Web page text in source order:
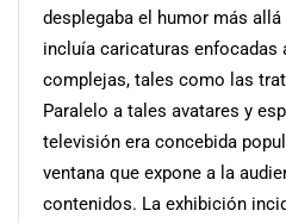
desplegaba el humor más
incluía caricaturas enfocadas
complejas, tales como las
Paralelo a tales avatares y
televisión era concebida
ventana que expone a la
contenidos. La exhibición